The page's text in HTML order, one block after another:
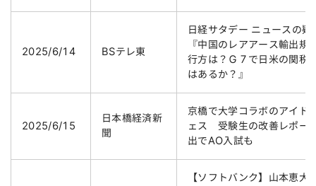
2025/6/14 BSテレ東
日経サタデー ニュースの疑
『中国のレアアース輸出規
行方は？Ｇ７で日米の関税
はあるか？』
2025/6/15
日本橋経済新
聞
京橋で大学コラボのアイド
ェス 受験生の改善レポー
出でAO入試も
【ソフトバンク】山本恵